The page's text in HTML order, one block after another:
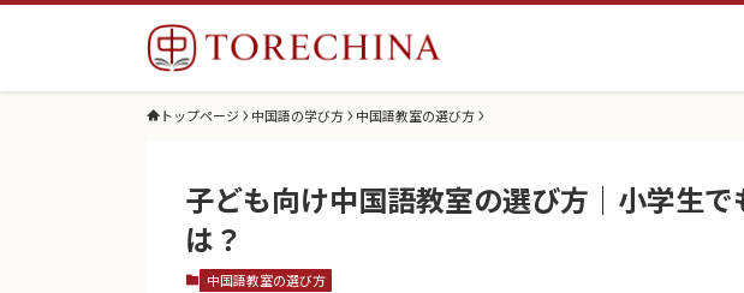
トップページ 中国語の学び方 中国語教室の選び方
子ども向け中国語教室の選び方｜小学生
は？
中国語教室の選び方